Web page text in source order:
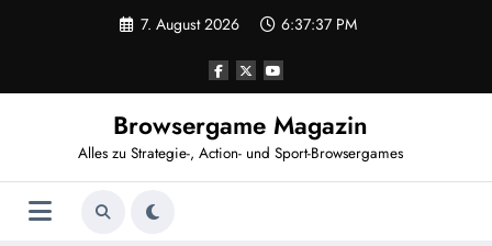
7. August 2026 6:37:38 PM
Browsergame Magazin
Alles zu Strategie-, Action- und Sport-Browsergames